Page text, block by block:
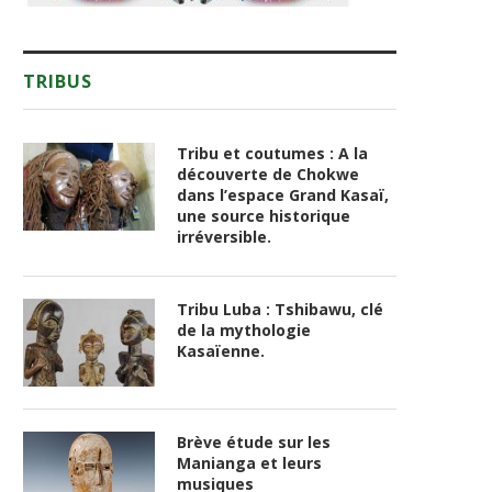
TRIBUS
Tribu et coutumes : A la
découverte de Chokwe
dans l’espace Grand Kasaï,
une source historique
irréversible.
Tribu Luba : Tshibawu, clé
de la mythologie
Kasaïenne.
Brève étude sur les
Manianga et leurs
musiques